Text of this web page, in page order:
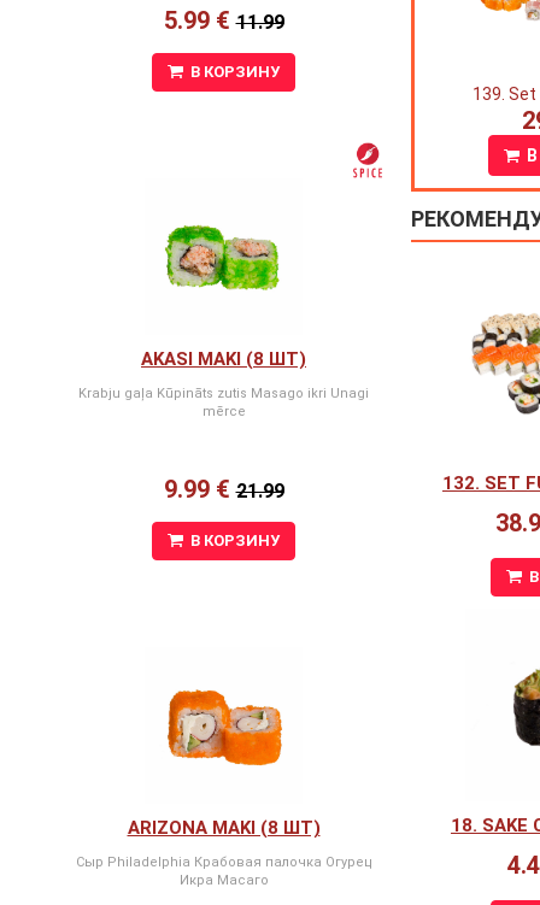
5.99 €11.99
В КОРЗИНУ
AKASI MAKI (8 ШТ)
Krabju gaļa Kūpināts zutis Masago ikri Unagi
mērce
9.99 €21.99
В КОРЗИНУ
ARIZONA MAKI (8 ШТ)
Сыр Philadelphia Крабовая палочка Огурец
Икра Масаго
139.
132. SET
18. SAKE